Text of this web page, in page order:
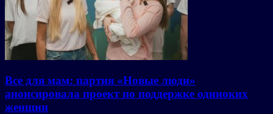
Все для мам: партия «Новые люди»
анонсировала проект по поддержке одиноких
женщин